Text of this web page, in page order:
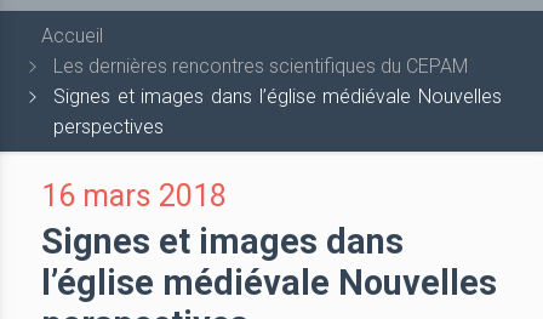
Accueil
Les dernières rencontres scientifiques du CEPAM
Signes et images dans l’église médiévale Nouvelles
perspectives
16 mars 2018
Signes et images dans
l’église médiévale Nouvelles